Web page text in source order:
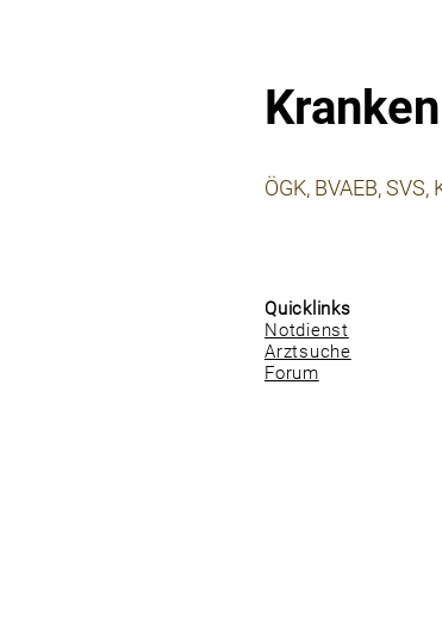
ÖGK, BVAEB, SVS,
Quicklinks
Notdienst
Arztsuche
Forum